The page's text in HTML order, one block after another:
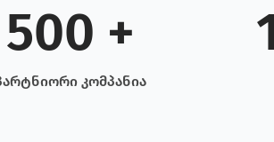
500 +
კომპანია